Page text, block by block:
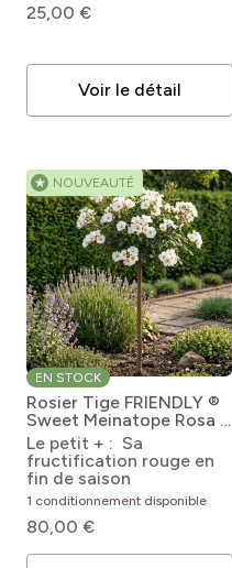
25,00 €
Voir le détail
★ NOUVEAUTÉ
EN STOCK
Rosier Tige FRIENDLY ®
Sweet Meinatope Rosa x
polyantha 'Meinatope'
FRIENDLY® SWEET
Le petit + : Sa
fructification rouge en
fin de saison
1 conditionnement disponible
80,00 €